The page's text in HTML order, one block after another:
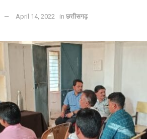
April 14, 2022 in छत्तीसगढ़